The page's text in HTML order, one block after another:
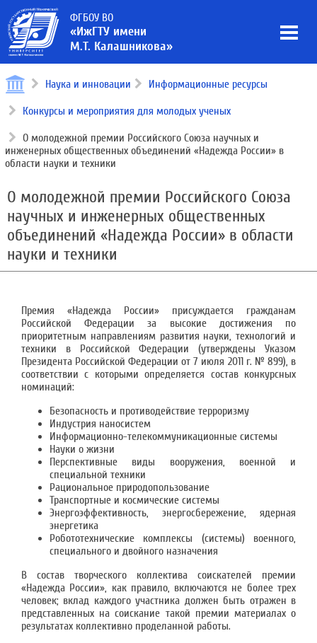
ФГБОУ ВО
«ИжГТУ имени
М.Т. Калашникова»
Наука и инновации Информационные ресурсы
Конкурсы и мероприятия для молодых ученых
О молодежной премии Российского Союза научных и
инженерных общественных объединений «Надежда России» в
области науки и техники
О молодежной премии Российского Союза
научных и инженерных общественных
объединений «Надежда России» в области
науки и техники
Премия «Надежда России» присуждается гражданам
Российской Федерации за высокие достижения по
приоритетным направлениям развития науки, технологий и
техники в Российской Федерации (утверждены Указом
Президента Российской Федерации от 7 июля 2011 г. № 899), в
соответствии с которыми определяется состав конкурсных
номинаций:
Безопасность и противодействие терроризму
Индустрия наносистем
Информационно-телекоммуникационные системы
Науки о жизни
Перспективные виды вооружения, военной и
специальной техники
Рациональное природопользование
Транспортные и космические системы
Энергоэффективность, энергосбережение, ядерная
энергетика
Робототехнические комплексы (системы) военного,
специального и двойного назначения
В состав творческого коллектива соискателей премии
«Надежда России», как правило, включаются не более трех
человек; вклад каждого участника должен быть отражен в
представленных на соискание такой премии материалах о
результатах коллективно проделанной работы.